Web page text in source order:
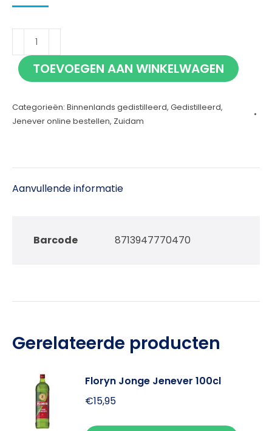
Zuidam
Spelt
jenever
100cl
TOEVOEGEN AAN WINKELWAGEN
Categorieën: Binnenlands gedistilleerd, Gedistilleerd,
Jenever online bestellen, Zuidam
Aanvullende informatie
Barcode 8713947770470
Gerelateerde producten
Floryn Jonge Jenever 100cl
€15,95